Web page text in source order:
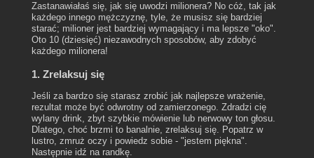
Zastanawiałaś się, jak się uwodzi milionera? No cóż, tak jak
każdego innego mężczyznę, tyle, że musisz się bardziej
starać; milioner jest bardziej wymagający i ma lepsze "oko".
Oto 10 (dziesięć) niezawodnych sposobów, aby zdobyć
każdego milionera!
1. Zrelaksuj się
Jeśli za bardzo się starasz zrobić jak najlepsze wrażenie,
rezultat może być odwrotny od zamierzonego. Zdradzi cię
wylany drink, zbyt szybkie mówienie lub nerwowy ton głosu.
Dlatego, choć brzmi to banalnie, zrelaksuj się. Popatrz w
lustro, zmruż oczy i powiedz sobie - "jestem piękna".
Następnie idź na randkę.